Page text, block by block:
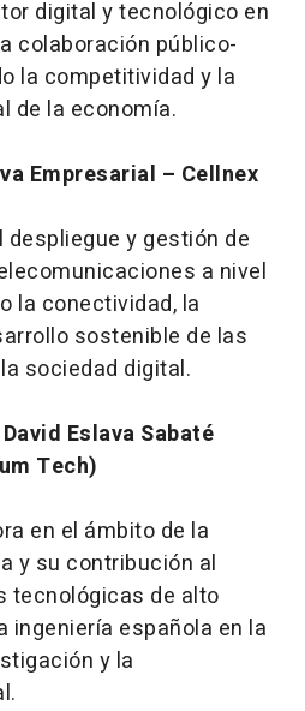
digital y tecnológico en
colaboración público-
la competitividad y la
de la economía.
Empresarial – Cellnex
despliegue y gestión de
a nivel
la conectividad, la
sostenible de las
sociedad digital.
Eslava Sabaté
Tech)
en el ámbito de la
y su contribución al
tecnológicas de alto
ingeniería española en la
y la